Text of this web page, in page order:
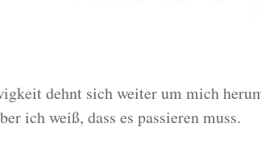
dehnt sich weiter um mich
ich weiß, dass es passieren muss.